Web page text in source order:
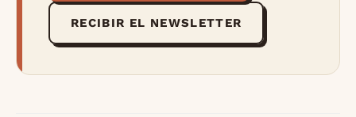
RECIBIR EL NEWSLETTER